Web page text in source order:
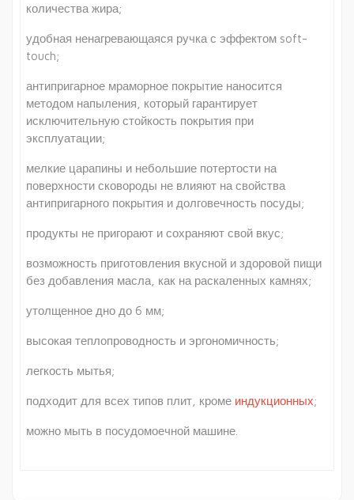
количества жира;
удобная ненагревающаяся ручка с эффектом soft-
touch;
антипригарное мраморное покрытие наносится
методом напыления, который гарантирует
исключительную стойкость покрытия при
эксплуатации;
мелкие царапины и небольшие потертости на
поверхности сковороды не влияют на свойства
антипригарного покрытия и долговечность посуды;
продукты не пригорают и сохраняют свой вкус;
возможность приготовления вкусной и здоровой пищи
без добавления масла, как на раскаленных камнях;
утолщенное дно до 6 мм;
высокая теплопроводность и эргономичность;
легкость мытья;
подходит для всех типов плит, кроме индукционных;
можно мыть в посудомоечной машине.